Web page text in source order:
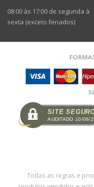
08:00 às 17:00 de segunda à
sexta (exceto feriados)
SITE
AUDITADO 10/08/
Todas as regras e